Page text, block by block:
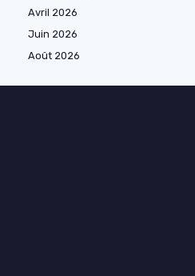
Avril 2026
Juin 2026
Août 2026